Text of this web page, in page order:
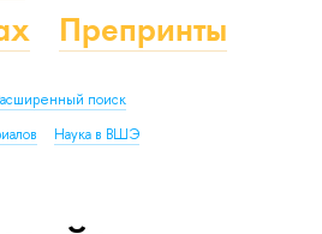
Препринты
поиск
Наука в ВШЭ